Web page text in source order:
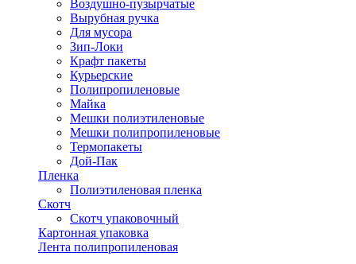
Воздушно-пузырчатые
Вырубная ручка
Для мусора
Зип-Локи
Крафт пакеты
Курьерские
Полипропиленовые
Майка
Мешки полиэтиленовые
Мешки полипропиленовые
Термопакеты
Дой-Пак
Пленка
Полиэтиленовая пленка
Скотч
Скотч упаковочный
Картонная упаковка
Лента полипропиленовая